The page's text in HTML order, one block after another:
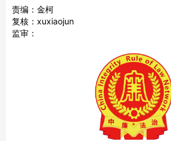
责编：金柯
复核：xuxiaojun
监审：